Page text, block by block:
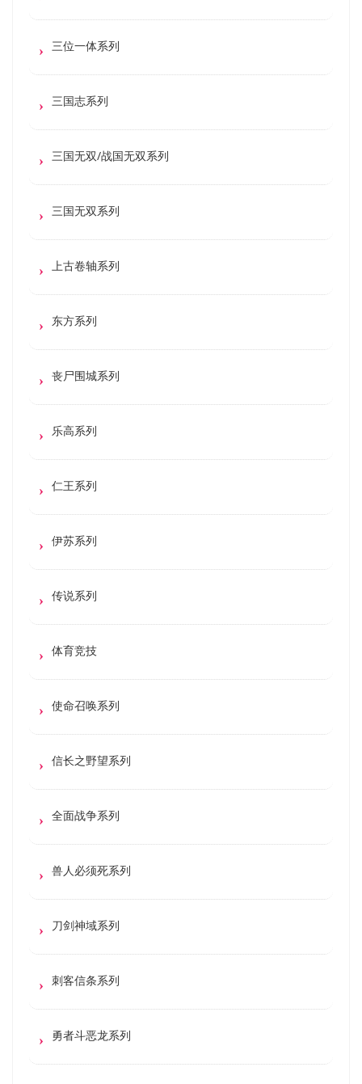
三位一体系列
三国志系列
三国无双/战国无双系列
三国无双系列
上古卷轴系列
东方系列
丧尸围城系列
乐高系列
仁王系列
伊苏系列
传说系列
体育竞技
使命召唤系列
信长之野望系列
全面战争系列
兽人必须死系列
刀剑神域系列
刺客信条系列
勇者斗恶龙系列